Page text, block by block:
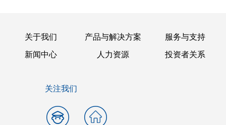
关于我们 产品与解决方案 服务与支持
新闻中心 人力资源 投资者关系
关注我们